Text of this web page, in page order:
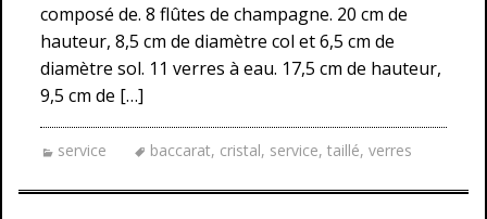
composé de. 8 flûtes de champagne. 20 cm de
hauteur, 8,5 cm de diamètre col et 6,5 cm de
diamètre sol. 11 verres à eau. 17,5 cm de hauteur,
9,5 cm de […]
service baccarat, cristal, service, taillé, verres